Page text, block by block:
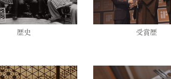
歴史 受賞歴